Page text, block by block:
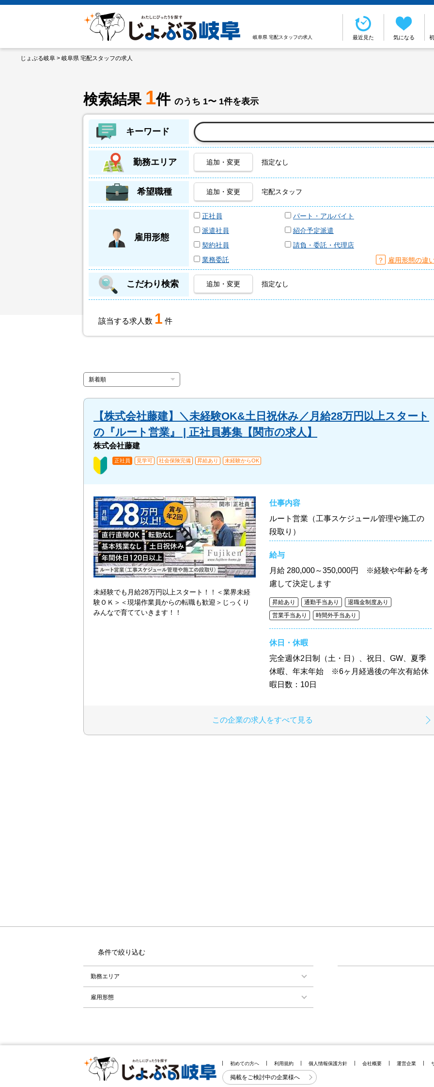
岐阜県 宅配スタッフの求人 最近見た 気になる
じょぶる岐阜 > 岐阜県 宅配スタッフの求人
検索結果 1件 のうち 1〜 1件を表示
キーワード
勤務エリア 追加・変更 指定なし
希望職種 追加・変更 宅配スタッフ
雇用形態
正社員
パート・アルバイト
派遣社員
紹介予定派遣
契約社員
請負・委託・代理店
業務委託
？ 雇用形態の違
こだわり検索 追加・変更 指定なし
該当する求人数 1 件
【株式会社藤建】＼未経験OK&土日祝休み／月給28万円以上スタート
の『ルート営業』 | 正社員募集【関市の求人】
株式会社藤建
正社員 見学可 社会保険完備 昇給あり 未経験からOK
未経験でも月給28万円以上スタート！！＜業界未経
験ＯＫ＞＜現場作業員からの転職も歓迎＞じっくり
みんなで育てていきます！！
仕事内容
ルート営業（工事スケジュール管理や施工の
段取り）
給与
月給 280,000～350,000円 ※経験や年齢を考
慮して決定します
昇給あり 通勤手当あり
退職金制度あり
営業手当あり
時間外手当あり
休日・休暇
完全週休2日制（土・日）、祝日、GW、夏季
休暇、年末年始 ※6ヶ月経過後の年次有給休
暇日数：10日
この企業の求人をすべて見る
条件で絞り込む
勤務エリア
雇用形態
初めての方へ 利用規約 個人情報保護方針 会社概要 運営企業
掲載をご検討中の企業様へ